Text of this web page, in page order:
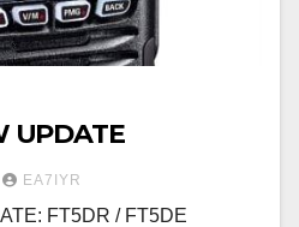
UPDATE
EA7IYR
FT5DR / FT5DE